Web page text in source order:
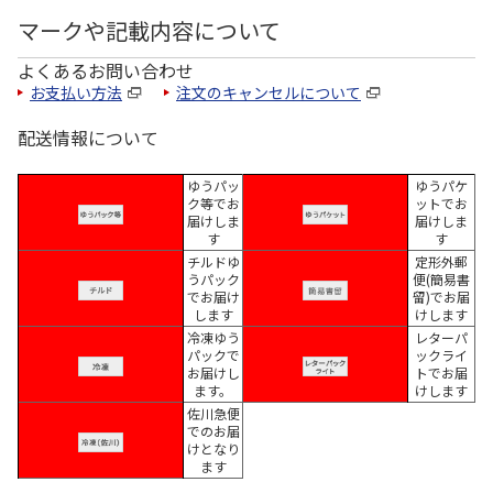
マークや記載内容について
よくあるお問い合わせ
お支払い方法 注文のキャンセルについて
配送情報について
ゆうパッ
ク等でお
届けしま
す
ゆうパケ
ットでお
届けしま
す
チルドゆ
うパック
でお届け
します
定形外郵
便(簡易書
留)でお届
けします
冷凍ゆう
パックで
お届けし
ます。
レターパ
ックライ
トでお届
けします
佐川急便
でのお届
けとなり
ます